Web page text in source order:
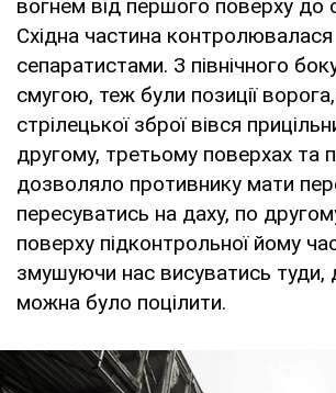
вогнем від першого поверху до
Східна частина контролювалася
сепаратистами. З північного
смугою, теж були позиції ворога,
стрілецької зброї вівся
другому, третьому поверхах та
дозволяло противнику мати
пересуватись на даху, по
поверху підконтрольної йому
змушуючи нас висуватись туди,
можна було поцілити.